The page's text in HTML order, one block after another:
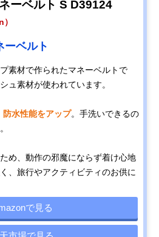
ーベルト S D39124
ーベルト
素材で作られたマネーベルトで
ュ素材が使われています。
防水性能をアップ。手洗いできるの
め、動作の邪魔にならず着け心地
、旅行やアクティビティのお供に
で見る